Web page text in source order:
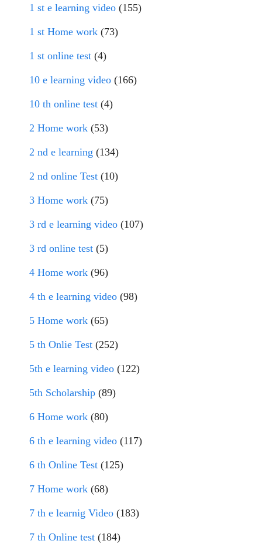
1 st e learning video (155)
1 st Home work (73)
1 st online test (4)
10 e learning video (166)
10 th online test (4)
2 Home work (53)
2 nd e learning (134)
2 nd online Test (10)
3 Home work (75)
3 rd e learning video (107)
3 rd online test (5)
4 Home work (96)
4 th e learning video (98)
5 Home work (65)
5 th Onlie Test (252)
5th e learning video (122)
5th Scholarship (89)
6 Home work (80)
6 th e learning video (117)
6 th Online Test (125)
7 Home work (68)
7 th e learnig Video (183)
7 th Online test (184)